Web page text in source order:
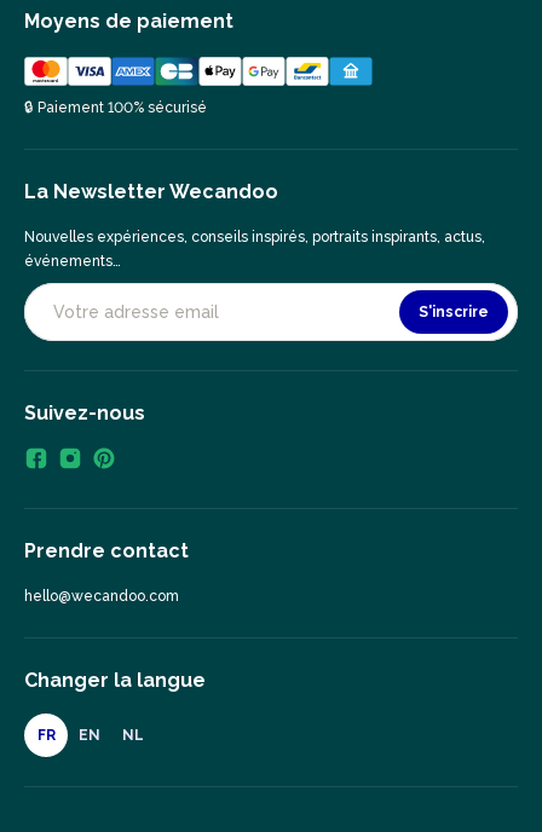
Moyens de paiement
🔒 Paiement 100% sécurisé
La Newsletter Wecandoo
Nouvelles expériences, conseils inspirés, portraits inspirants, actus,
événements…
S'inscrire
Suivez-nous
Prendre contact
hello@wecandoo.com
Changer la langue
FR EN NL